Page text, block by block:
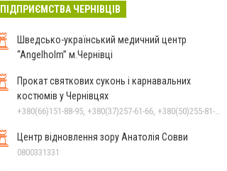
ПІДПРИЄМСТВА ЧЕРНІВЦІВ
Шведсько-український медичний центр
“Angelholm” м.Чернівці
Прокат святкових суконь і карнавальних
костюмів у Чернівцях
Центр відновлення зору Анатолія Совви
0800331331